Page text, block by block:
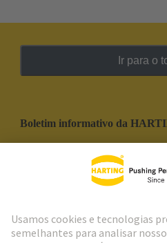
Ir para o
Boletim informativo da